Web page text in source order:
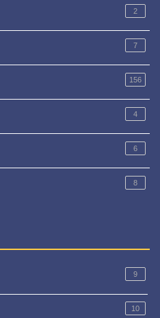
2
7
156
4
6
8
9
10